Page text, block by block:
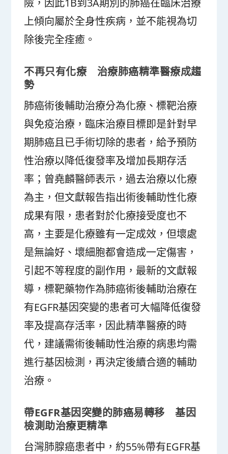
險，因此1B到3A期別的肺癌在臨床治療
上傾向屬於全身性疾病，並不能視為切
除後完全痊癒。
不再只有化療 治療肺癌精準醫療成趨
勢
肺癌術後輔助治療分為化療、標靶治療
與免疫治療，臨床治療目標即是針對早
期肺癌且已手術切除的患者，給予預防
性治療以降低復發率及增加長期存活
率；曾堯麟醫師表示，過去治療以化療
為主，但文獻報告指出術後輔助性化療
成果有限，患者對於化療接受度也不
高，主要是化療雖有一定成效，但壞處
是無論好、壞細胞都會造成一定傷害，
引起不等程度的副作用，最新的文獻報
導，標靶藥物作為肺癌術後輔助治療在
有EGFR基因突變的患者可大幅降低復發
率及提高存活率，因此精準醫療的時
代，建議需術後輔助性治療的病患均需
進行基因檢測，再決定後續合適的輔助
治療。
帶EGFR基因突變的肺癌易轉移 基因
檢測助治療更精準
台灣肺腺癌患者中，約55%帶有EGFR基